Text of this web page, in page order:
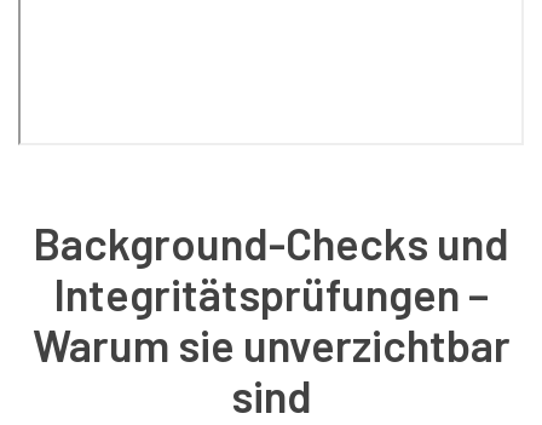
Background-Checks und
Integritätsprüfungen –
Warum sie unverzichtbar
sind